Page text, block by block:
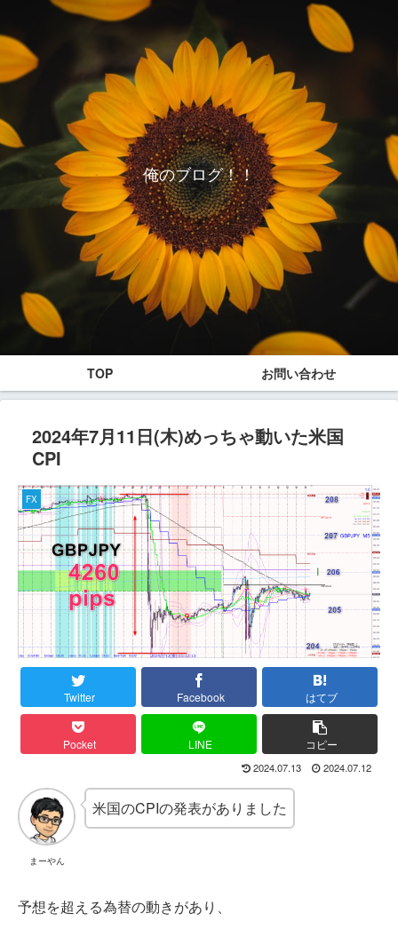
俺のブログ！！
TOP お問い合わせ
2024年7月11日(木)めっちゃ動いた米国
CPI
FX
Twitter Facebook はてブ
Pocket LINE コピー
2024.07.13 2024.07.12
まーやん
米国のCPIの発表がありました
予想を超える為替の動きがあり、